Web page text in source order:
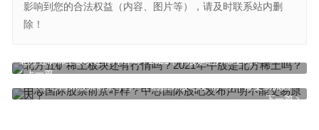
影响到您的合法权益（内容、图片等），请及时联系站内删
除！
上一篇
北方五矿稀土板块还有行情吗？2021年牛股是北方稀土吗？
下一篇
中芯国际股票前景咋样？中芯国际股吧发布声明不能交易原因？